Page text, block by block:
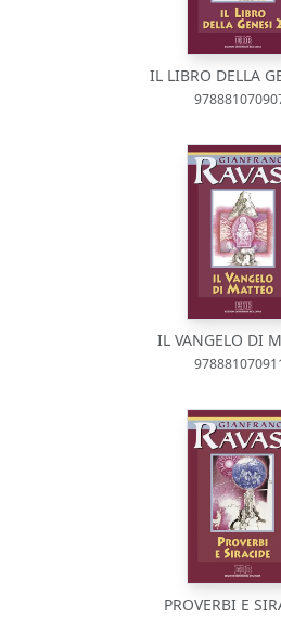
IL LIBRO DELLA
IL VANGELO DI
PROVERBI E